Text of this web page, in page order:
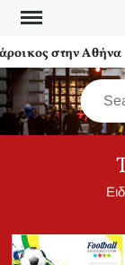
Skip
contentστην Αθήνα